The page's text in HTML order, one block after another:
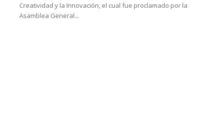
Creatividad y la Innovación, el cual fue proclamado por la
Asamblea General...